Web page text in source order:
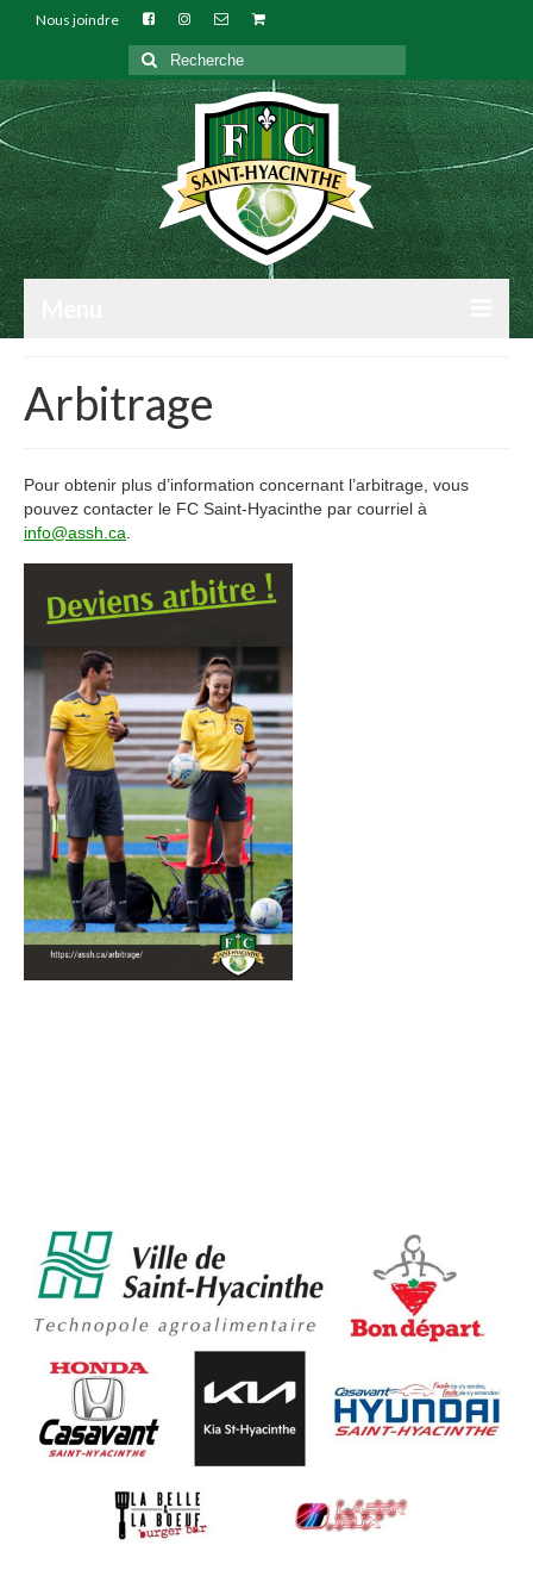
Nous joindre
Rechercher
:
INSCRIPTIONS
ARBITRES
PARENTS
BOUTIQUE EN LIGNE
CALENDRIER
Arbitrage
Pour obtenir plus d’information concernant l’arbitrage, vous
pouvez contacter le FC Saint-Hyacinthe par courriel à
info@assh.ca